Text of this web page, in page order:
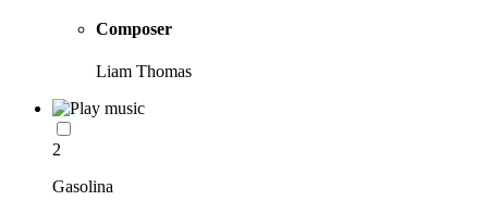
Composer
Liam Thomas
2
Gasolina